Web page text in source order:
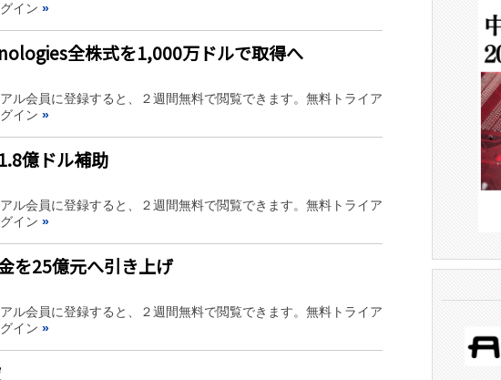
イン »
全株式を1,000万ドルで取得へ
ル会員に登録すると、２週間無料で閲覧できます。無料トライア
イン »
億ドル補助
ル会員に登録すると、２週間無料で閲覧できます。無料トライア
イン »
を25億元へ引き上げ
ル会員に登録すると、２週間無料で閲覧できます。無料トライア
イン »